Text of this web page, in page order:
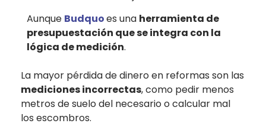
Aunque Budquoes una herramienta de
presupuestación que se integra con la
lógica de medición.
La mayor pérdida de dinero en reformas son las
mediciones incorrectas, como pedir menos
metros de suelo del necesario o calcular mal
los escombros.